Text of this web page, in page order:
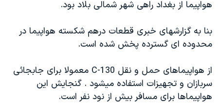
اقتصادی
علم و فناوری
اسرائیل در جنگ
آرشیو پخش زنده
حمله جمهوری اسلامی به اسرائیل
رمز مهسا
ورزش زنان در ایران
مجموعه مستندهای دادخواهی
تریبونال مردمی آبان ۹۸
زبانهای مختلف
هواپيما از بغداد راهی شهر شمالی بلاد بود.
بنا به گزارشهای خبری قطعات درهم شکسته هواپيما در
محدوده ای گسترده پخش شده است.
از هواپيماهای حمل و نقل C-130 معمولا برای جابجائی
سربازان و تجهيزات استفاده ميشود . گنجايش اين
هواپيماها برای مسافر بيش از نود نفر است.